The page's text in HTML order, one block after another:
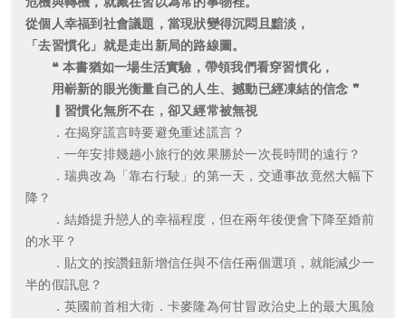
從個人幸福到社會議題，當現狀變得沉悶且黯淡，
「去習慣化」就是走出新局的路線圖。
❝ 本書猶如一場生活實驗，帶領我們看穿習慣化，
用嶄新的眼光衡量自己的人生、撼動已經凍結的信念 ❞
▎習慣化無所不在，卻又經常被無視
．在揭穿謊言時要避免重述謊言？
．一年安排幾趟小旅行的效果勝於一次長時間的遠行？
．瑞典改為「靠右行駛」的第一天，交通事故竟然大幅下
降？
．結婚提升戀人的幸福程度，但在兩年後便會下降至婚前
的水平？
．貼文的按讚鈕新增信任與不信任兩個選項，就能減少一
半的假訊息？
．英國前首相大衛．卡麥隆為何甘冒政治史上的最大風險